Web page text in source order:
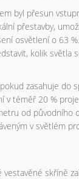
byl přesun
přestavby,
osvětlení o 63
kolik světla
zasahuje do
v téměř 20 %
od původního
v světlém
skříně